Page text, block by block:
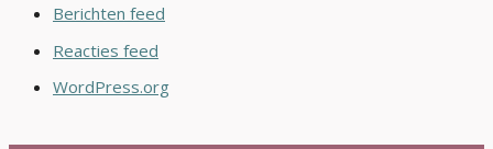
Berichten feed
Reacties feed
WordPress.org